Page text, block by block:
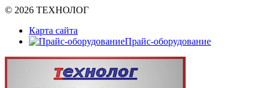
© 2026 ТЕХНОЛОГ
Карта сайта
Прайс-оборудование